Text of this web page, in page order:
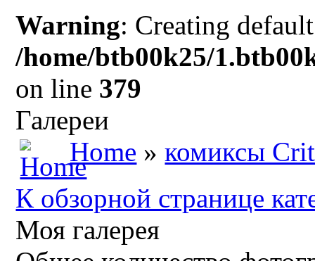
Warning: Creating
/home/btb00k25/
on line 379
Галереи
Home »комиксы
К обзорной странице
Моя галерея